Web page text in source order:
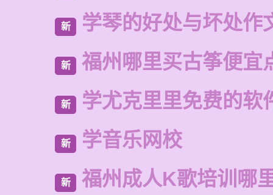
新 学琴的好处与坏处作
新 福州哪里买古筝便宜
新 学尤克里里免费的软
新 学音乐网校
新 福州成人K歌培训哪